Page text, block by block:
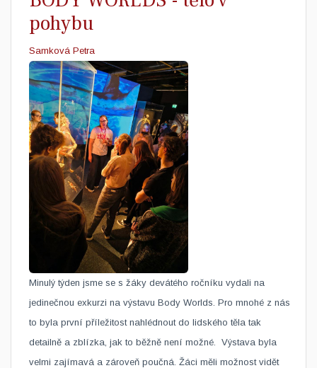
pohybu
Samková Petra
Minulý týden jsme se s žáky devátého ročníku vydali na
jedinečnou exkurzi na výstavu Body Worlds. Pro mnohé z nás
to byla první příležitost nahlédnout do lidského těla tak
detailně a zblízka, jak to běžně není možné. Výstava byla
velmi zajímavá a zároveň poučná. Žáci měli možnost vidět